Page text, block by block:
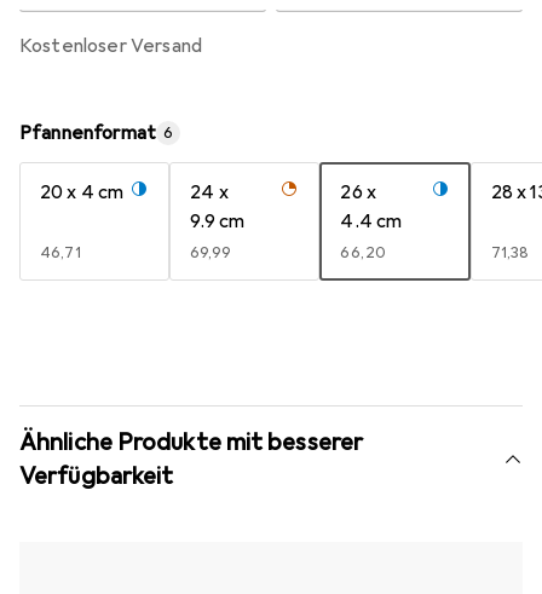
kostenloser Versand
Pfannenformat 6
20 x 4 cm
EUR
46,71
24 x
9.9 cm
EUR
69,99
26 x
4.4 cm
EUR
66,20
28 x
EUR
71,38
Ähnliche Produkte mit besserer
Verfügbarkeit